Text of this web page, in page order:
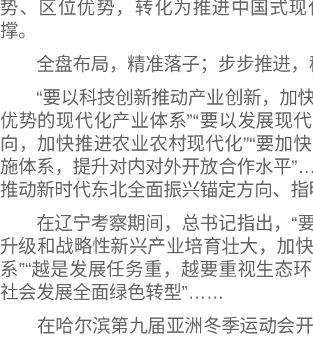
势、区位优势，转化为推进中国式
撑。
全盘布局，精准落子；步步推进，
“要以科技创新推动产业创新，加
优势的现代化产业体系”“要以发展现
向，加快推进农业农村现代化”“要加
施体系，提升对内对外开放合作水平
推动新时代东北全面振兴锚定方向、
在辽宁考察期间，总书记指出，“
升级和战略性新兴产业培育壮大，加
系”“越是发展任务重，越要重视生态
社会发展全面绿色转型”……
在哈尔滨第九届亚洲冬季运动会开